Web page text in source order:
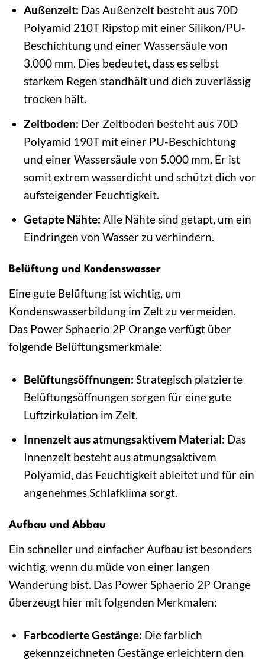
Außenzelt: Das Außenzelt besteht aus 70D
Polyamid 210T Ripstop mit einer Silikon/PU-
Beschichtung und einer Wassersäule von
3.000 mm. Dies bedeutet, dass es selbst
starkem Regen standhält und dich zuverlässig
trocken hält.
Zeltboden: Der Zeltboden besteht aus 70D
Polyamid 190T mit einer PU-Beschichtung
und einer Wassersäule von 5.000 mm. Er ist
somit extrem wasserdicht und schützt dich vor
aufsteigender Feuchtigkeit.
Getapte Nähte: Alle Nähte sind getapt, um ein
Eindringen von Wasser zu verhindern.
Belüftung und Kondenswasser
Eine gute Belüftung ist wichtig, um
Kondenswasserbildung im Zelt zu vermeiden.
Das Power Sphaerio 2P Orange verfügt über
folgende Belüftungsmerkmale:
Belüftungsöffnungen: Strategisch platzierte
Belüftungsöffnungen sorgen für eine gute
Luftzirkulation im Zelt.
Innenzelt aus atmungsaktivem Material: Das
Innenzelt besteht aus atmungsaktivem
Polyamid, das Feuchtigkeit ableitet und für ein
angenehmes Schlafklima sorgt.
Aufbau und Abbau
Ein schneller und einfacher Aufbau ist besonders
wichtig, wenn du müde von einer langen
Wanderung bist. Das Power Sphaerio 2P Orange
überzeugt hier mit folgenden Merkmalen:
Farbcodierte Gestänge: Die farblich
gekennzeichneten Gestänge erleichtern den